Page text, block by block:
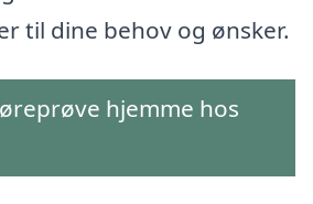
til dine behov og ønsker.
hjemme hos